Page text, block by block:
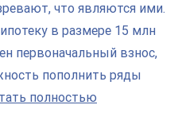
что являются ими.
в размере 15 млн
первоначальный взнос,
пополнить ряды
полностью